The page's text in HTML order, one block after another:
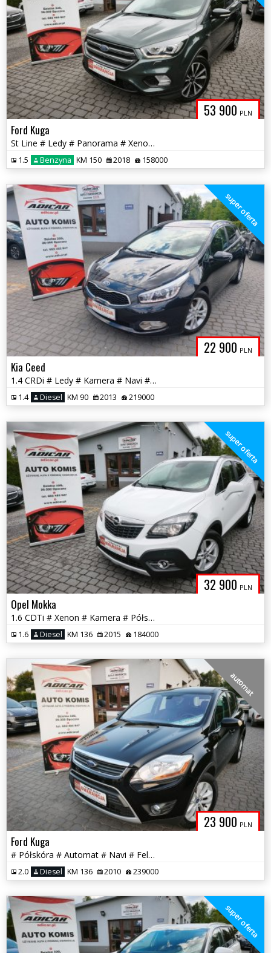
53 900 PLN
Ford Kuga
St Line # Ledy # Panorama # Xenon # MANUAL # Piękna !!! GWARANCJA !!!
1.5 Benzyna KM 150 2018 158000
22 900 PLN
super oferta
Kia Ceed
1.4 CRDi # Ledy # Kamera # Navi # Serwis # Piękna # GWARANCJA!!!
1.4 Diesel KM 90 2013 219000
32 900 PLN
super oferta
Opel Mokka
1.6 CDTi # Xenon # Kamera # Półskóra # Serwis # Piękna # GWARANCJA !!!
1.6 Diesel KM 136 2015 184000
23 900 PLN
automat
Ford Kuga
# Półskóra # Automat # Navi # Felga # Chrom !!! GWARANCJA !!!
2.0 Diesel KM 136 2010 239000
super oferta